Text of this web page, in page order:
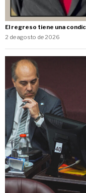
El regreso tiene una
2 de agosto de 2026